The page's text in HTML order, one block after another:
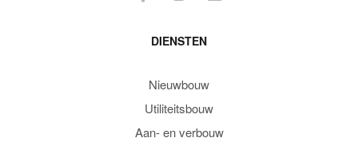
DIENSTEN
Nieuwbouw
Utiliteitsbouw
Aan- en verbouw